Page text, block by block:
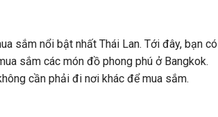
sắm nổi bật nhất Thái Lan. Tới đây, bạn có
sắm các món đồ phong phú ở Bangkok.
cần phải đi nơi khác để mua sắm.